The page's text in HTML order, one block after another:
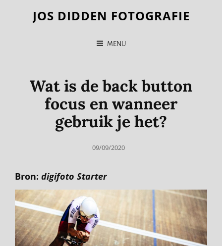
JOS DIDDEN FOTOGRAFIE
MENU
Wat is de back button
focus en wanneer
gebruik je het?
Posted
09/09/2020
Bron: digifoto Starter